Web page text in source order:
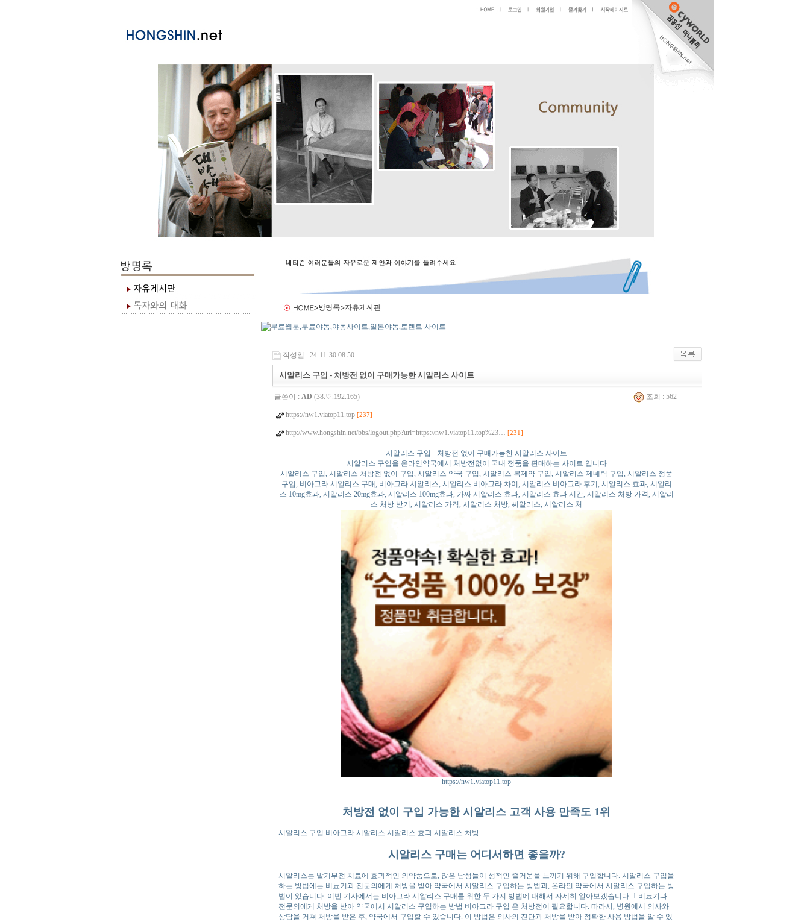
작성일 : 24-11-30 08:50
시알리스 구입 - 처방전 없이 구매가능한 시알리스 사이트
글쓴이 : AD (38.♡.192.165) 조회 : 562
https://nw1.viatop11.top [237]
http://www.hongshin.net/bbs/logout.php?url=https://nw1.viatop11.top%23… [231]
시알리스 구입 - 처방전 없이 구매가능한 시알리스 사이트
시알리스 구입을 온라인약국에서 처방전없이 국내 정품을 판매하는 사이트 입니다
시알리스 구입, 시알리스 처방전 없이 구입, 시알리스 약국 구입, 시알리스 복제약 구입, 시알리스 제네릭 구입, 시알리스 정품
구입, 비아그라 시알리스 구매, 비아그라 시알리스, 시알리스 비아그라 차이, 시알리스 비아그라 후기, 시알리스 효과, 시알리
스 10mg효과, 시알리스 20mg효과, 시알리스 100mg효과, 가짜 시알리스 효과, 시알리스 효과 시간, 시알리스 처방 가격, 시알리
스 처방 받기, 시알리스 가격, 시알리스 처방, 씨알리스, 시알리스 처
https://nw1.viatop11.top
처방전 없이 구입 가능한 시알리스 고객 사용 만족도 1위
시알리스 구입 비아그라 시알리스 시알리스 효과 시알리스 처방
시알리스 구매는 어디서하면 좋을까?
시알리스는 발기부전 치료에 효과적인 의약품으로, 많은 남성들이 성적인 즐거움을 느끼기 위해 구입합니다. 시알리스 구입을
하는 방법에는 비뇨기과 전문의에게 처방을 받아 약국에서 시알리스 구입하는 방법과, 온라인 약국에서 시알리스 구입하는 방
법이 있습니다. 이번 기사에서는 비아그라 시알리스 구매를 위한 두 가지 방법에 대해서 자세히 알아보겠습니다. 1.비뇨기과
전문의에게 처방을 받아 약국에서 시알리스 구입하는 방법 비아그라 구입 은 처방전이 필요합니다. 따라서, 병원에서 의사와
상담을 거쳐 처방을 받은 후, 약국에서 구입할 수 있습니다. 이 방법은 의사의 진단과 처방을 받아 정확한 사용 방법을 알 수 있